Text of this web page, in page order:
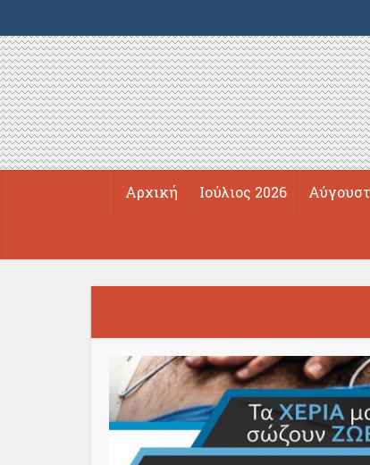
Αρχική Ιούλιος 2026